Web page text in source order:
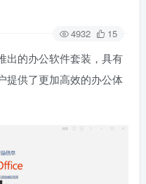
4932 15
出的办公软件套装，具有
提供了更加高效的办公体